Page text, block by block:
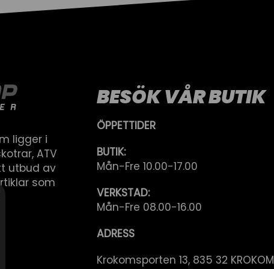
ligger i
ATV
utbud av
som
BESÖK VÅR BUTIK
ÖPPETTIDER
BUTIK:
Mån-Fre 10.00-17.00
VERKSTAD:
Mån-Fre 08.00-16.00
ADRESS
Krokomsporten 13, 835 32 KROKOM